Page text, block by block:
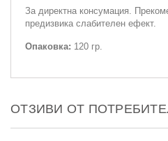
За директна консумация.
предизвика слабителен ефект.
Опаковка: 120 гр.
ОТЗИВИ ОТ